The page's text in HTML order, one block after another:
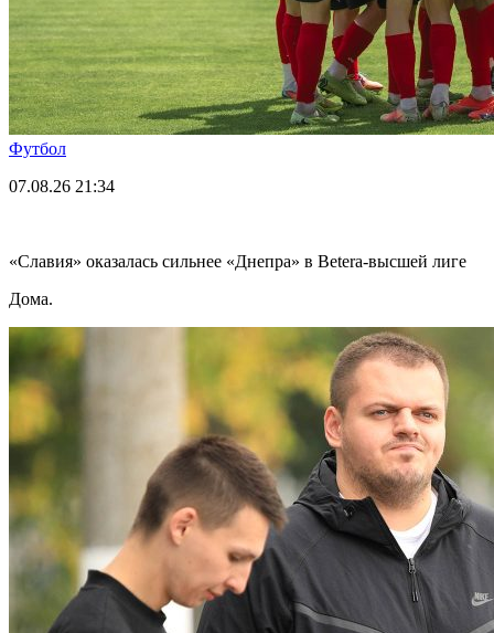
Футбол
07.08.26 21:34
«Славия» оказалась сильнее «Днепра» в Betera-высшей лиге
Дома.